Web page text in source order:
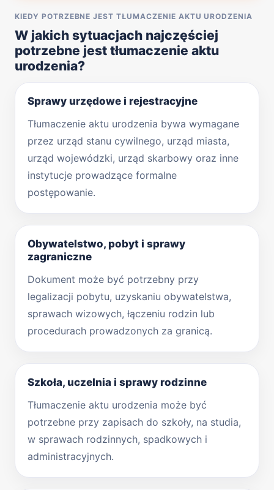
KIEDY POTRZEBNE JEST TŁUMACZENIE AKTU URODZENIA
W jakich sytuacjach najczęściej
potrzebne jest tłumaczenie aktu
urodzenia?
Sprawy urzędowe i rejestracyjne
Tłumaczenie aktu urodzenia bywa wymagane
przez urząd stanu cywilnego, urząd miasta,
urząd wojewódzki, urząd skarbowy oraz inne
instytucje prowadzące formalne
postępowanie.
Obywatelstwo, pobyt i sprawy
zagraniczne
Dokument może być potrzebny przy
legalizacji pobytu, uzyskaniu obywatelstwa,
sprawach wizowych, łączeniu rodzin lub
procedurach prowadzonych za granicą.
Szkoła, uczelnia i sprawy rodzinne
Tłumaczenie aktu urodzenia może być
potrzebne przy zapisach do szkoły, na studia,
w sprawach rodzinnych, spadkowych i
administracyjnych.